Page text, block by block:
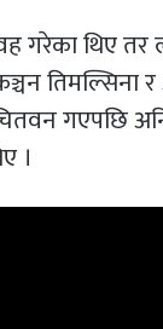
गरेका थिए
तिमल्सिना
चितवन
।